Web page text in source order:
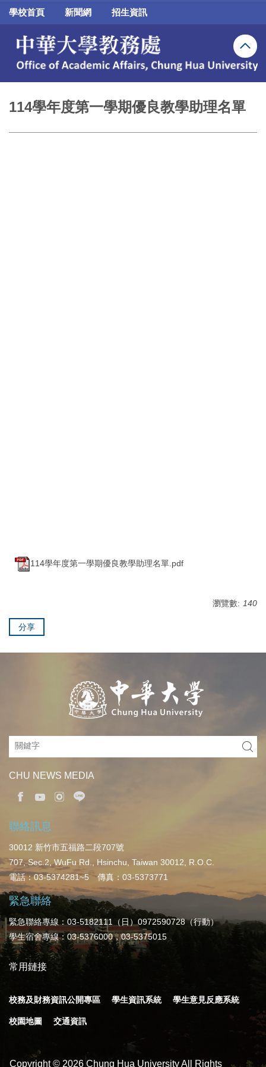
跳
區
學校首頁 新聞網 招生資訊
114學年度第一學期優良教學助理名單
114學年度第一學期優良教學助理名單.pdf
瀏覽數: 140
分享
CHU NEWS MEDIA
聯絡訊息
30012 新竹市五福路二段707號
707, Sec.2, WuFu Rd., Hsinchu, Taiwan 30012, R.O.C.
電話：03-5374281~5 傳真：03-5373771
緊急聯絡
緊急聯絡專線：03-5182111（日）0972590728（行動）
學生宿舍專線：03-5376000，03-5375015
常用鏈接
校務及財務資訊公開專區 學生資訊系統 學生意見反應系統
校園地圖 交通資訊
Copyright © 2026 Chung Hua University All Rights